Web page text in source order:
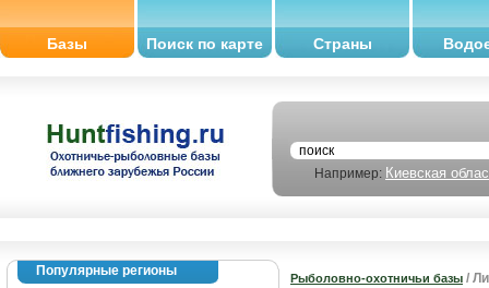
Базы Поиск по карте Страны
Например: Киевская
Популярные регионы Рыболовно-охотничьи базы /